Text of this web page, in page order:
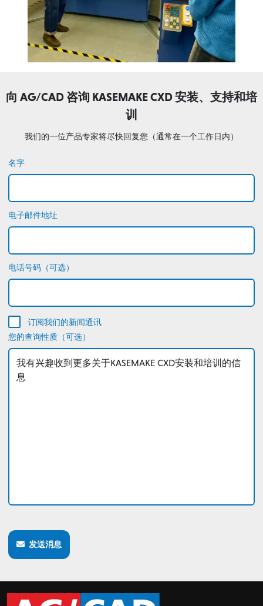
向 AG/CAD 咨询 KASEMAKE CXD 安装、支持和培
训
我们的一位产品专家将尽快回复您（通常在一个工作日内）
名字
电子邮件地址
电话号码（可选）
订阅我们的新闻通讯
您的查询性质（可选）
发送消息